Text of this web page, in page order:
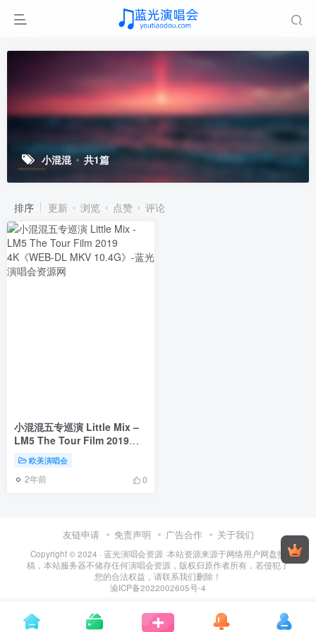
小混混 共1篇
排序 更新 浏览 点赞 评论
小混混五专巡演 Little Mix –
LM5 The Tour Film 2019
4K《WEB-DL MKV 10.4G》
欧美演唱会
2年前 0
友链申请 免责声明 广告合作 关于我们
Copyright © 2024 · 蓝光演唱会资源 ·本站资源来源于网络用户网盘投
稿，本站服务器不储存任何演唱会资源，版权归原作者所有，若侵犯了
您的合法权益，请联系我们删除！
渝ICP备2022002605号-4